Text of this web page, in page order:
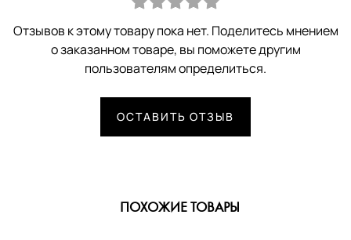
Отзывов к этому товару пока нет. Поделитесь мнением
о заказанном товаре, вы поможете другим
пользователям определиться.
ОСТАВИТЬ ОТЗЫВ
ПОХОЖИЕ ТОВАРЫ